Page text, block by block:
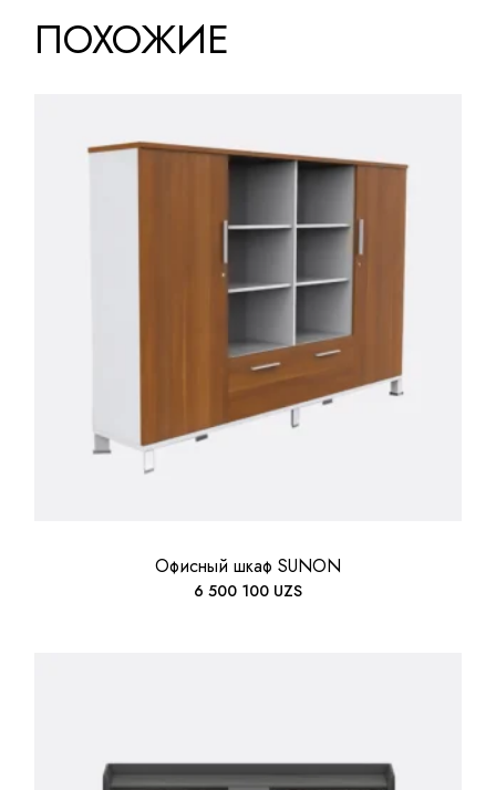
ПОХОЖИЕ
Офисный шкаф SUNON
6 500 100 UZS